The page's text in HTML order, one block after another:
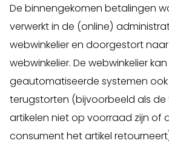
De binnengekomen betalingen
verwerkt in de (online)
webwinkelier en doorgestort
webwinkelier. De webwinkelier
geautomatiseerde systemen
terugstorten (bijvoorbeeld als de
artikelen niet op voorraad zijn of
consument het artikel